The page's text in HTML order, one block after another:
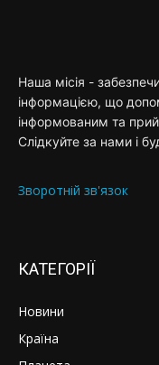
Наша місія -
інформацією, що
інформованим та
Слідкуйте за нами і
Зворотній зв'язок
КАТЕГОРІЇ
Новини
Країна